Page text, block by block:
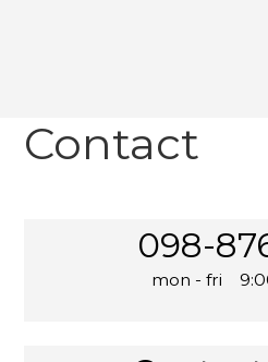
Contact
098-
mon - fri